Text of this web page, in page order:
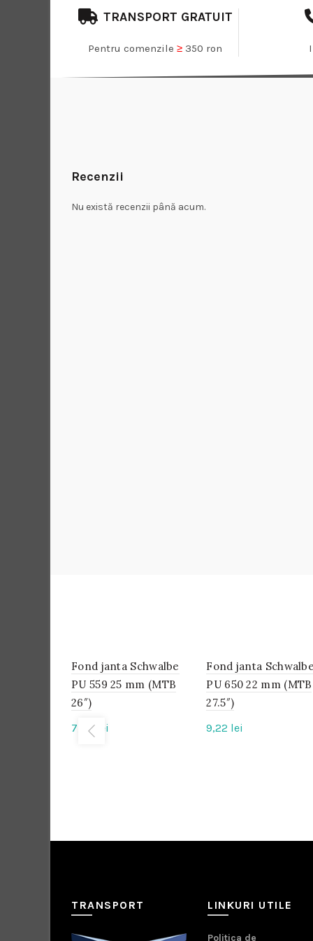
TRANSPORT GRATUIT
Pentru comenzile ≥350 ron
Recenzii
Nu există recenzii până acum.
IN
STOC
Fond janta Schwalbe
PU 559 25 mm (MTB
26″)
7,68
lei
IN
STOC
Fond janta
PU 650 22 mm (MTB
27.5″)
9,22 lei
TRANSPORT LINKURI UTILE
Politica de